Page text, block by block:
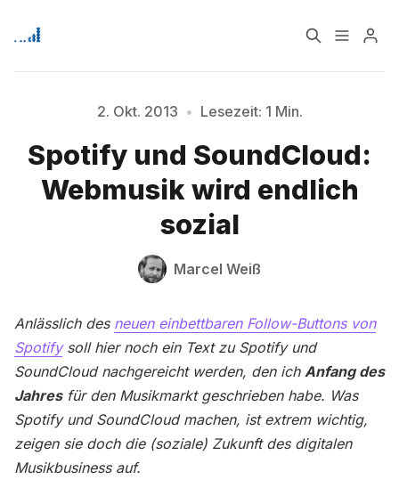
Signup Bitte geben Sie mindestens 3 Zeichen ein
2. Okt. 2013 • Lesezeit: 1 Min.
Spotify und SoundCloud:
Webmusik wird endlich
sozial
Marcel Weiß
Anlässlich des neuen einbettbaren Follow-Buttons von
Spotifysoll hier noch ein Text zu Spotify und
SoundCloud nachgereicht werden, den ich Anfang des
Jahresfür den Musikmarkt geschrieben habe. Was
Spotify und SoundCloud machen, ist extrem wichtig,
zeigen sie doch die (soziale) Zukunft des digitalen
Musikbusiness auf.